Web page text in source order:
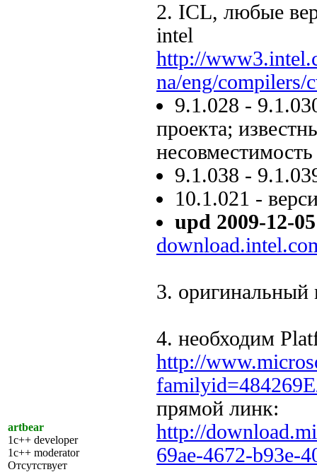
artbear
1c++ developer
1c++ moderator
Отсутствует
2. ICL, любые
intel
http://
na/eng/compilers/
9.1.028 -
проекта;
9.1.038 -
10.1.021 -
upd 2009-12-05
3. оригинальный
4. необходим
http://
прямой линк:
http://
69ae-4672-b93e-